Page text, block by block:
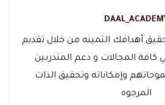
أهدافك الثمينه من خلال تقديم
كافة المجالات و دعم المتدربين
وإمكاناته وتحقيق الذات
المرجوه